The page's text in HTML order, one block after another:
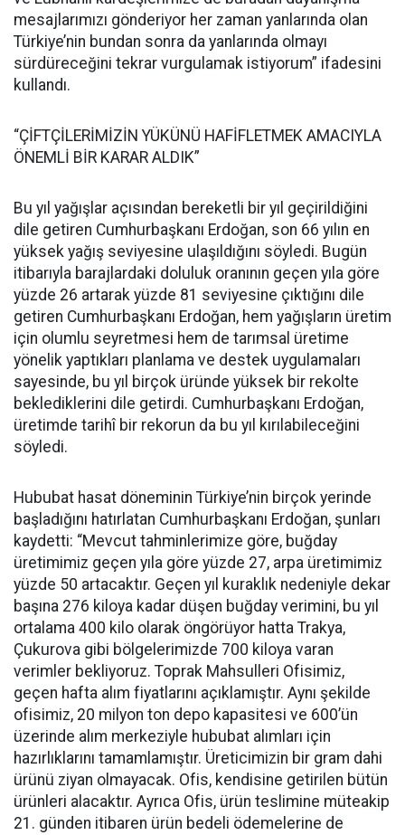
mesajlarımızı gönderiyor her zaman yanlarında olan
Türkiye’nin bundan sonra da yanlarında olmayı
sürdüreceğini tekrar vurgulamak istiyorum” ifadesini
kullandı.
“ÇİFTÇİLERİMİZİN YÜKÜNÜ HAFİFLETMEK AMACIYLA
ÖNEMLİ BİR KARAR ALDIK”
Bu yıl yağışlar açısından bereketli bir yıl geçirildiğini
dile getiren Cumhurbaşkanı Erdoğan, son 66 yılın en
yüksek yağış seviyesine ulaşıldığını söyledi. Bugün
itibarıyla barajlardaki doluluk oranının geçen yıla göre
yüzde 26 artarak yüzde 81 seviyesine çıktığını dile
getiren Cumhurbaşkanı Erdoğan, hem yağışların üretim
için olumlu seyretmesi hem de tarımsal üretime
yönelik yaptıkları planlama ve destek uygulamaları
sayesinde, bu yıl birçok üründe yüksek bir rekolte
beklediklerini dile getirdi. Cumhurbaşkanı Erdoğan,
üretimde tarihî bir rekorun da bu yıl kırılabileceğini
söyledi.
Hububat hasat döneminin Türkiye’nin birçok yerinde
başladığını hatırlatan Cumhurbaşkanı Erdoğan, şunları
kaydetti: “Mevcut tahminlerimize göre, buğday
üretimimiz geçen yıla göre yüzde 27, arpa üretimimiz
yüzde 50 artacaktır. Geçen yıl kuraklık nedeniyle dekar
başına 276 kiloya kadar düşen buğday verimini, bu yıl
ortalama 400 kilo olarak öngörüyor hatta Trakya,
Çukurova gibi bölgelerimizde 700 kiloya varan
verimler bekliyoruz. Toprak Mahsulleri Ofisimiz,
geçen hafta alım fiyatlarını açıklamıştır. Aynı şekilde
ofisimiz, 20 milyon ton depo kapasitesi ve 600’ün
üzerinde alım merkeziyle hububat alımları için
hazırlıklarını tamamlamıştır. Üreticimizin bir gram dahi
ürünü ziyan olmayacak. Ofis, kendisine getirilen bütün
ürünleri alacaktır. Ayrıca Ofis, ürün teslimine müteakip
21. günden itibaren ürün bedeli ödemelerine de